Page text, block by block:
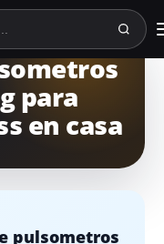
en TodoSpinning
para
en casa
pulsometros